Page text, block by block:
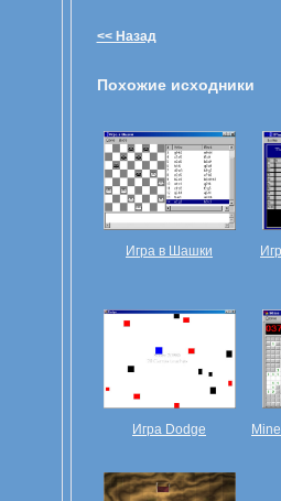
<< Назад
Похожие исходники
Игра в Шашки
Игра Dodge